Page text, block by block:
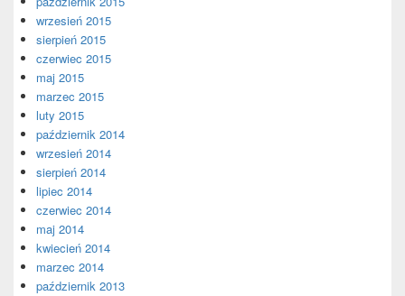
wrzesień 2015
sierpień 2015
czerwiec 2015
maj 2015
marzec 2015
luty 2015
październik 2014
wrzesień 2014
sierpień 2014
lipiec 2014
czerwiec 2014
maj 2014
kwiecień 2014
marzec 2014
październik 2013